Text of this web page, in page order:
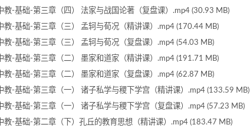
-基础-第三章（四） 法家与战国论著（复盘课）.mp4 (30.93 MB)
-基础-第三章（三） 孟轲与荀况（精讲课）.mp4 (170.44 MB)
-基础-第三章（三） 孟轲与荀况（复盘课）.mp4 (54.03 MB)
-基础-第三章（二） 墨家和道家（精讲课）.mp4 (191.71 MB)
-基础-第三章（二） 墨家和道家（复盘课）.mp4 (62.87 MB)
-基础-第三章（一） 诸子私学与稷下学宫（精讲课）.mp4 (133.59 MB)
-基础-第三章（一） 诸子私学与稷下学宫（复盘课）.mp4 (57.23 MB)
-基础-第二章（下）孔丘的教育思想（精讲课）.mp4 (183.47 MB)